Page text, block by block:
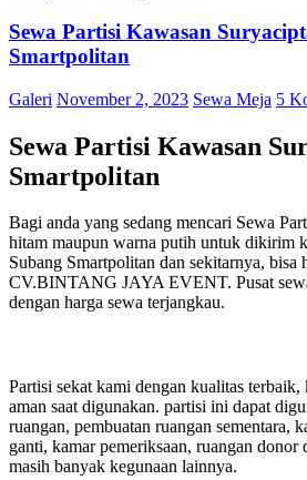
Sewa Partisi Kawasan
Smartpolitan
Galeri November 2, 2023 Sewa Meja 5
Sewa Partisi Kawasan
Smartpolitan
Bagi anda yang sedang mencari Sewa
hitam maupun warna putih untuk dikirim
Subang Smartpolitan dan sekitarnya, bisa
CV.BINTANG JAYA EVENT. Pusat
dengan harga sewa terjangkau.
Partisi sekat kami dengan kualitas
aman saat digunakan. partisi ini dapat
ruangan, pembuatan ruangan sementara,
ganti, kamar pemeriksaan, ruangan donor
masih banyak kegunaan lainnya.